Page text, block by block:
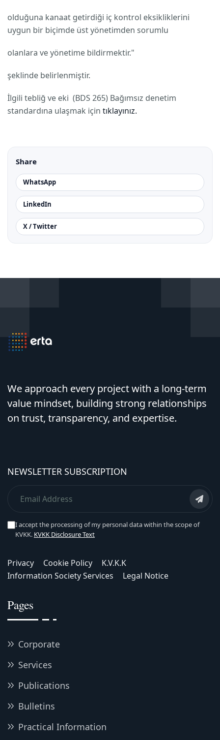
olduğuna kanaat getirdiği iç kontrol eksikliklerini
uygun bir biçimde üst yönetimden sorumlu
olanlara ve yönetime bildirmektir."
şeklinde belirlenmiştir.
İlgili tebliğ ve eki (BDS 265) Bağımsız denetim
standardına ulaşmak için tıklayınız.
Share
WhatsApp
LinkedIn
X / Twitter
We approach every project with a long-term
value mindset, building strong relationships
on trust, transparency, and expertise.
NEWSLETTER SUBSCRIPTION
I accept the processing of my personal data within the scope of
KVKK. KVKK Disclosure Text
Privacy Cookie Policy
K.V.K.K
Information Society Services
Legal Notice
Pages
Corporate
Services
Publications
Bulletins
Practical Information